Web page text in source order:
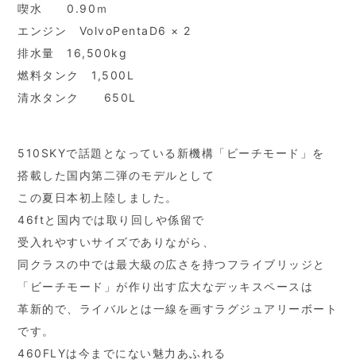
喫水 0.90ｍ
エンジン VolvoPentaD6 × 2
排水量 16,500kg
燃料タンク 1,500L
清水タンク 650L
510SKYで話題となっている新機構「ビーチモード」を
搭載した国内第二弾のモデルとして
この夏日本初上陸しました。
46ftと国内では取り回しや係留で
受入れやすいサイズでありながら、
同クラスの中では最大級の広さを持つフライブリッジと
「ビーチモード」が作り出す広大なデッキスペースは
革新的で、ライバルとは一線を画すラグジュアリーボート
です。
460FLYは今までにない魅力あふれる